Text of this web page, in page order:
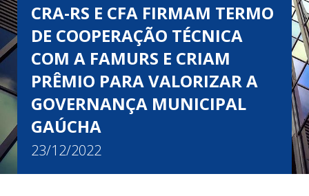
CRA-RS E CFA FIRMAM TERMO
DE COOPERAÇÃO TÉCNICA
COM A FAMURS E CRIAM
PRÊMIO PARA VALORIZAR A
GOVERNANÇA MUNICIPAL
GAÚCHA
23/12/2022